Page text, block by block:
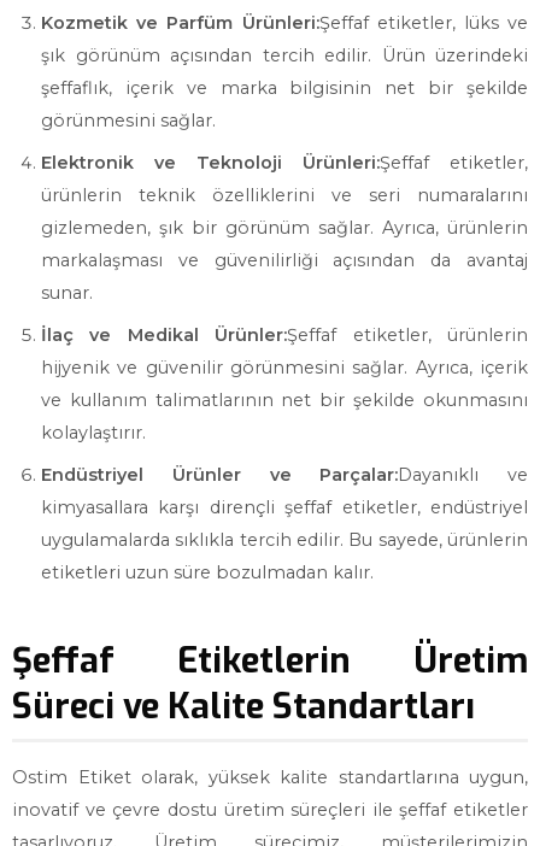
Kozmetik ve Parfüm Ürünleri:Şeffaf etiketler, lüks ve
şık görünüm açısından tercih edilir. Ürün üzerindeki
şeffaflık, içerik ve marka bilgisinin net bir şekilde
görünmesini sağlar.
Elektronik ve Teknoloji Ürünleri:Şeffaf etiketler,
ürünlerin teknik özelliklerini ve seri numaralarını
gizlemeden, şık bir görünüm sağlar. Ayrıca, ürünlerin
markalaşması ve güvenilirliği açısından da avantaj
sunar.
İlaç ve Medikal Ürünler:Şeffaf etiketler, ürünlerin
hijyenik ve güvenilir görünmesini sağlar. Ayrıca, içerik
ve kullanım talimatlarının net bir şekilde okunmasını
kolaylaştırır.
Endüstriyel Ürünler ve Parçalar:Dayanıklı ve
kimyasallara karşı dirençli şeffaf etiketler, endüstriyel
uygulamalarda sıklıkla tercih edilir. Bu sayede, ürünlerin
etiketleri uzun süre bozulmadan kalır.
Şeffaf Etiketlerin Üretim
Süreci ve Kalite Standartları
Ostim Etiket olarak, yüksek kalite standartlarına uygun,
inovatif ve çevre dostu üretim süreçleri ile şeffaf etiketler